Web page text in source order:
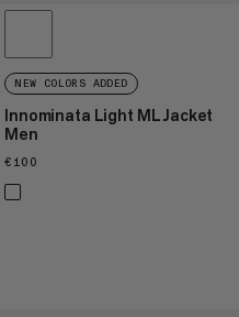
NEW COLORS ADDED
Innominata Light ML Jacket
Men
€100